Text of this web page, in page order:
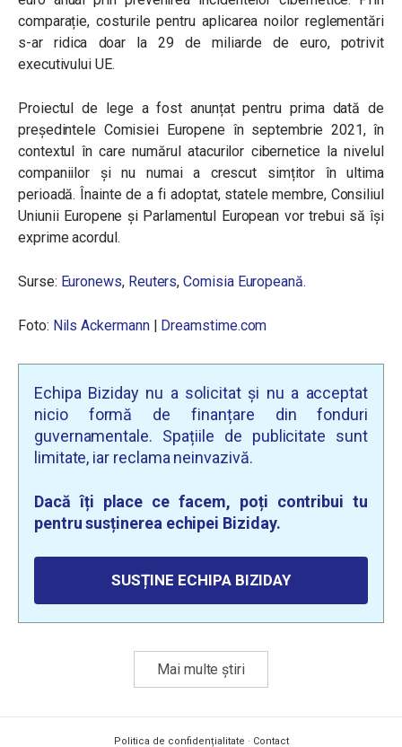
comparație, costurile pentru aplicarea noilor reglementări
s-ar ridica doar la 29 de miliarde de euro, potrivit
executivului UE.
Proiectul de lege a fost anunțat pentru prima dată de
președintele Comisiei Europene în septembrie 2021, în
contextul în care numărul atacurilor cibernetice la nivelul
companiilor și nu numai a crescut simțitor în ultima
perioadă. Înainte de a fi adoptat, statele membre, Consiliul
Uniunii Europene și Parlamentul European vor trebui să își
exprime acordul.
Surse: Euronews, Reuters,Comisia Europeană.
Foto: Nils Ackermann| Dreamstime.com
Echipa Biziday nu a solicitat și nu a acceptat
nicio formă de finanțare din fonduri
guvernamentale. Spațiile de publicitate sunt
limitate, iar reclama neinvazivă.
Dacă îți place ce facem, poți contribui tu
pentru susținerea echipei Biziday.
SUSȚINE ECHIPA BIZIDAY
Mai multe știri
Politica de confidențialitate · Contact